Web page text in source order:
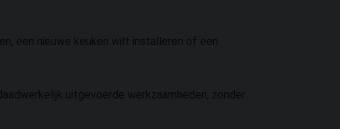
een nieuwe keuken wilt installeren of een
uitgevoerde werkzaamheden, zonder